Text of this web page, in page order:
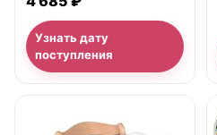
Узнать дату
поступления